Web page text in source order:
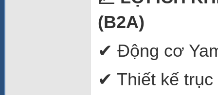
(B2A)
✔ Động cơ
✔ Thiết kế